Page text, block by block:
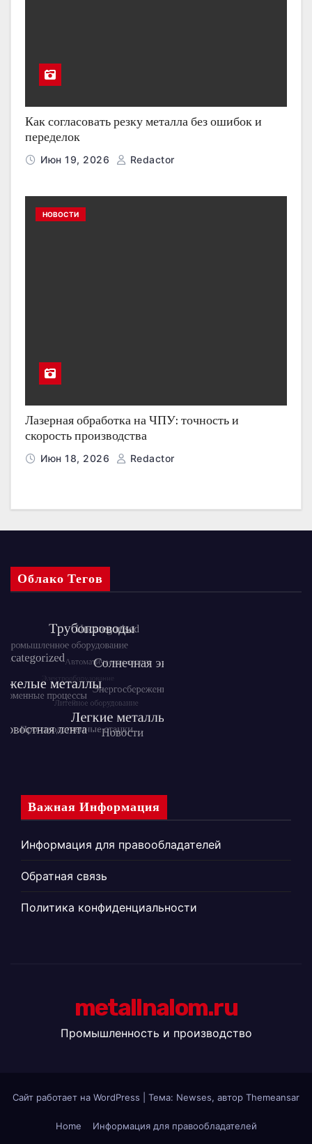
Как согласовать резку металла без ошибок и
переделок
Июн 19, 2026 Redactor
НОВОСТИ
Лазерная обработка на ЧПУ: точность и
скорость производства
Июн 18, 2026 Redactor
Облако Тегов
Важная Информация
Информация для правообладателей
Обратная связь
Политика конфиденциальности
metallnalom.ru
Промышленность и производство
Сайт работает на WordPress Тема: Newses, автор Themeansar
Home Информация для правообладателей